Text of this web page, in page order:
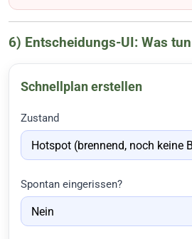
6) Entscheidungs-UI: Was
Schnellplan erstellen
Zustand
Spontan eingerissen?